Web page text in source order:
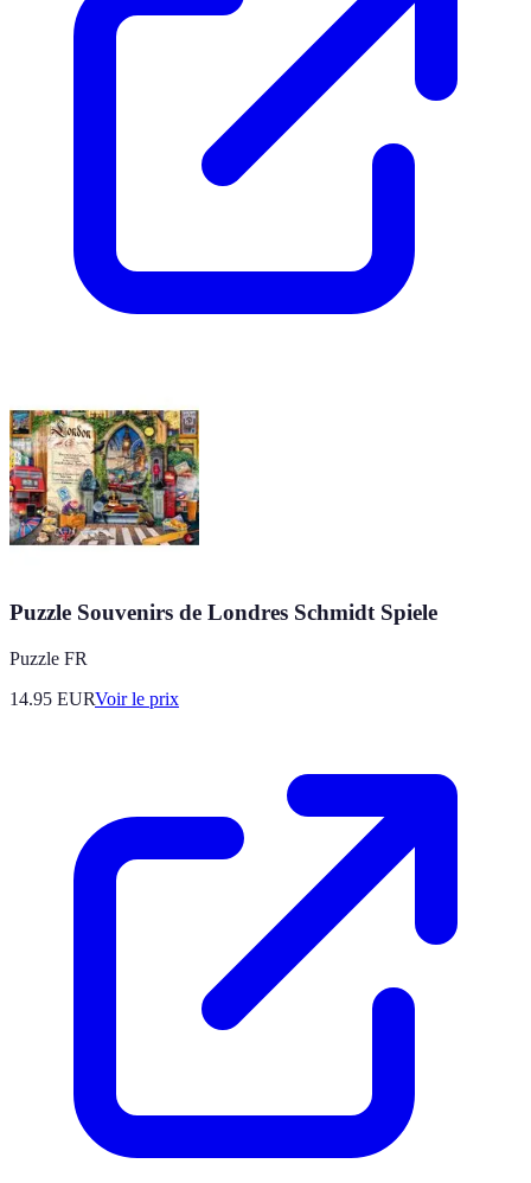
Puzzle Souvenirs de Londres Schmidt Spiele
Puzzle FR
14.95 EURVoir le prix